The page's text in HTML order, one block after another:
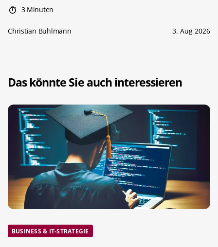
3 Minuten
Christian Bühlmann 3. Aug 2026
Das könnte Sie auch interessieren
BUSINESS & IT-STRATEGIE